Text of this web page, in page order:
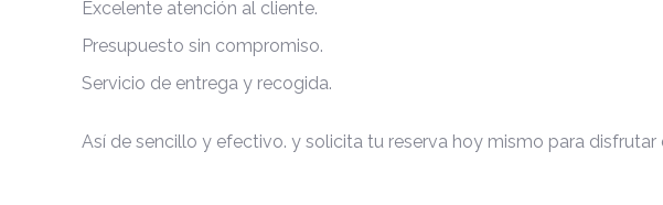
Excelente atención al cliente.
Presupuesto sin compromiso.
Servicio de entrega y recogida.
Así de sencillo y efectivo. y solicita tu reserva hoy mismo para